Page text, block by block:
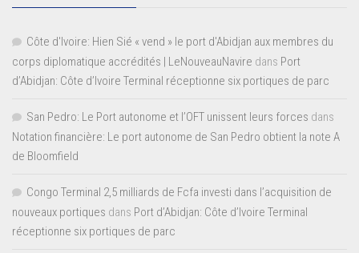
Côte d'Ivoire: Hien Sié « vend » le port d'Abidjan aux membres du
corps diplomatique accrédités | LeNouveauNavire dans Port
d’Abidjan: Côte d’Ivoire Terminal réceptionne six portiques de parc
San Pedro: Le Port autonome et l’OFT unissent leurs forces dans
Notation financière: Le port autonome de San Pedro obtient la note A
de Bloomfield
Congo Terminal 2,5 milliards de Fcfa investi dans l’acquisition de
nouveaux portiques dans Port d’Abidjan: Côte d’Ivoire Terminal
réceptionne six portiques de parc